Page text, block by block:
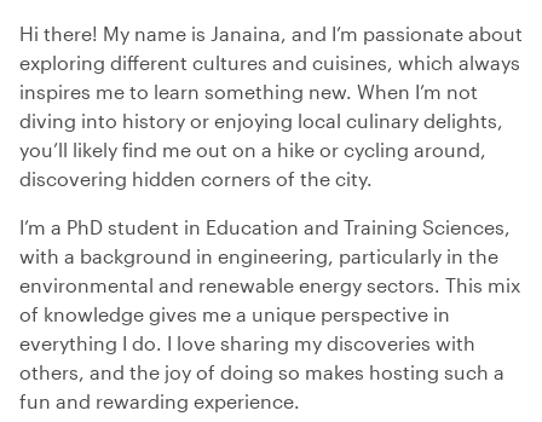
Hi there! My name is Janaina, and I’m passionate about
exploring different cultures and cuisines, which always
inspires me to learn something new. When I’m not
diving into history or enjoying local culinary delights,
you’ll likely find me out on a hike or cycling around,
discovering hidden corners of the city.
I’m a PhD student in Education and Training Sciences,
with a background in engineering, particularly in the
environmental and renewable energy sectors. This mix
of knowledge gives me a unique perspective in
everything I do. I love sharing my discoveries with
others, and the joy of doing so makes hosting such a
fun and rewarding experience.